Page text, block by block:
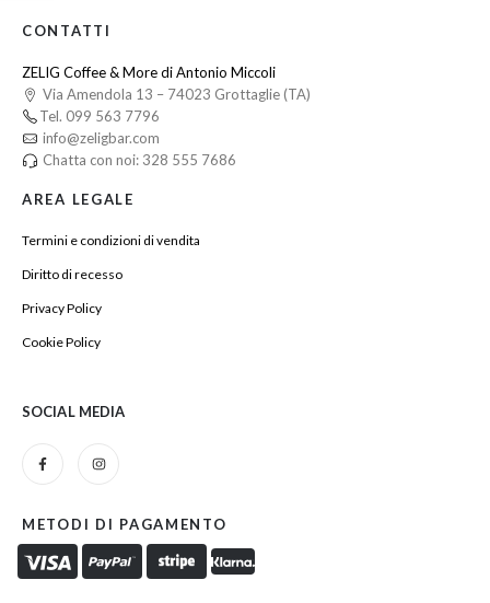
CONTATTI
ZELIG Coffee & More di Antonio Miccoli
Via Amendola 13 – 74023 Grottaglie (TA)
Tel. 099 563 7796
info@zeligbar.com
Chatta con noi: 328 555 7686
AREA LEGALE
Termini e condizioni di vendita
Diritto di recesso
Privacy Policy
Cookie Policy
SOCIAL MEDIA
METODI DI PAGAMENTO